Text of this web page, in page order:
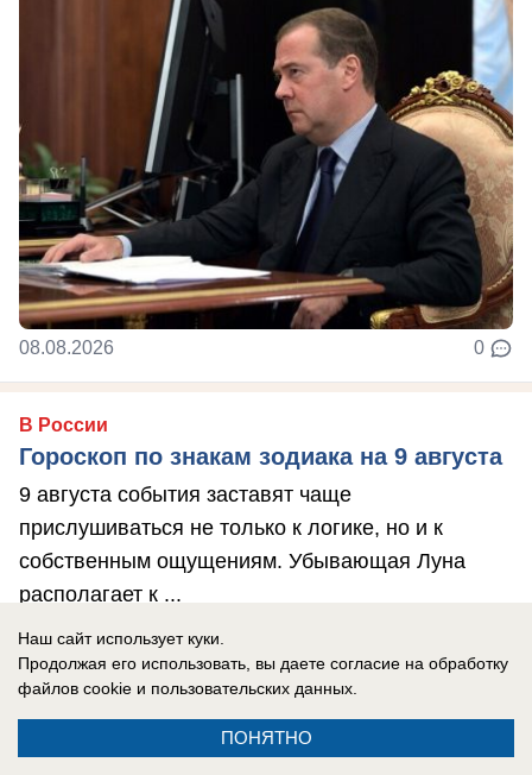
08.08.2026 0
В России
Гороскоп по знакам зодиака на 9 августа
9 августа события заставят чаще
прислушиваться не только к логике, но и к
собственным ощущениям. Убывающая Луна
располагает к ...
Наш сайт использует куки.
Продолжая его использовать, вы даете согласие на обработку
файлов cookie и пользовательских данных.
ПОНЯТНО